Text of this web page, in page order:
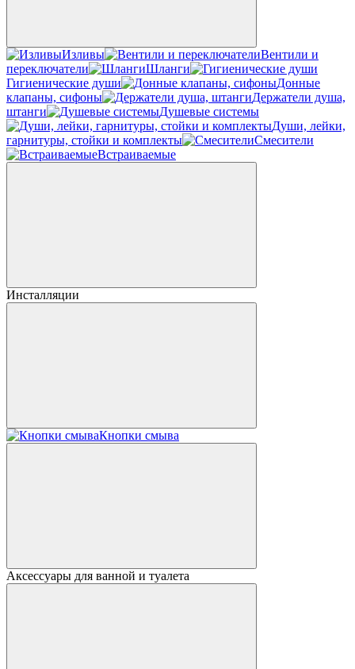
Изливы
Вентили и
переключатели
Шланги
Гигиенические души
Донные
клапаны, сифоны
Держатели душа,
штанги
Душевые системы
Души, лейки,
гарнитуры, стойки и комплекты
Смесители
Встраиваемые
Инсталляции
Кнопки смыва
Аксессуары для ванной и туалета